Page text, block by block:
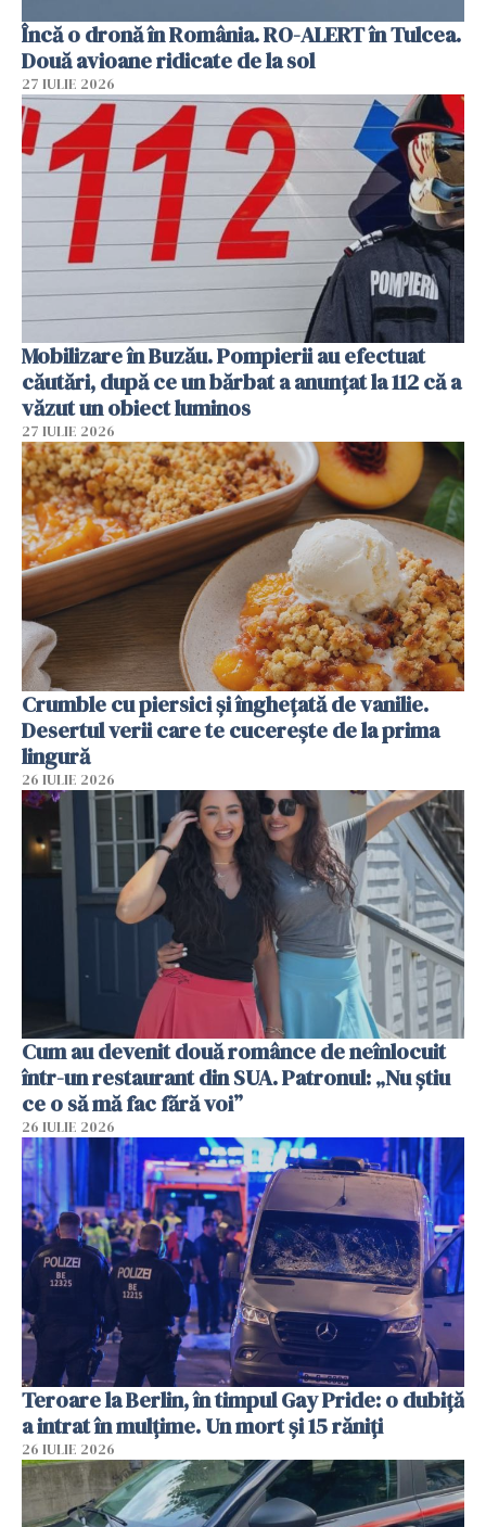
Încă o dronă în România. RO-ALERT în Tulcea.
Două avioane ridicate de la sol
27 IULIE 2026
Mobilizare în Buzău. Pompierii au efectuat
căutări, după ce un bărbat a anunțat la 112 că a
văzut un obiect luminos
27 IULIE 2026
Crumble cu piersici și înghețată de vanilie.
Desertul verii care te cucerește de la prima
lingură
26 IULIE 2026
Cum au devenit două românce de neînlocuit
într-un restaurant din SUA. Patronul: „Nu știu
ce o să mă fac fără voi”
26 IULIE 2026
Teroare la Berlin, în timpul Gay Pride: o dubiță
a intrat în mulțime. Un mort și 15 răniți
26 IULIE 2026